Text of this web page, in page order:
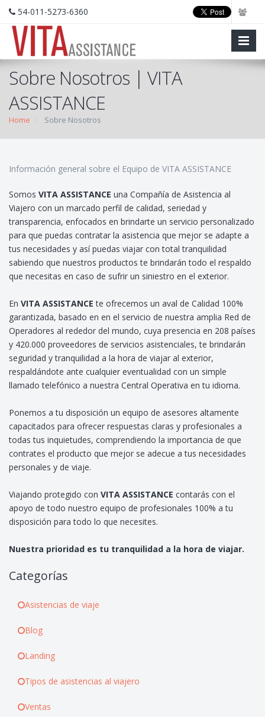
54-011-5273-6360
Sobre Nosotros | VITA
ASSISTANCE
Home Sobre Nosotros
Información general sobre el Equipo de VITA ASSISTANCE
Somos VITA ASSISTANCE una Compañía de Asistencia al
Viajero con un marcado perfil de calidad, seriedad y
transparencia, enfocados en brindarte un servicio personalizado
para que puedas contratar la asistencia que mejor se adapte a
tus necesidades y así puedas viajar con total tranquilidad
sabiendo que nuestros productos te brindarán todo el respaldo
que necesitas en caso de sufrir un siniestro en el exterior.
En VITA ASSISTANCE te ofrecemos un aval de Calidad 100%
garantizada, basado en en el servicio de nuestra amplia Red de
Operadores al rededor del mundo, cuya presencia en 208 países
y 420.000 proveedores de servicios asistenciales, te brindarán
seguridad y tranquilidad a la hora de viajar al exterior,
respaldándote ante cualquier eventualidad con un simple
llamado telefónico a nuestra Central Operativa en tu idioma.
Ponemos a tu disposición un equipo de asesores altamente
capacitados para ofrecer respuestas claras y profesionales a
todas tus inquietudes, comprendiendo la importancia de que
contrates el producto que mejor se adecue a tus necesidades
personales y de viaje.
Viajando protegido con VITA ASSISTANCE contarás con el
apoyo de todo nuestro equipo de profesionales 100% a tu
disposición para todo lo que necesites.
Nuestra prioridad es tu tranquilidad a la hora de viajar.
Categorías
Asistencias de viaje
Blog
Landing
Tipos de asistencias al viajero
Ventas